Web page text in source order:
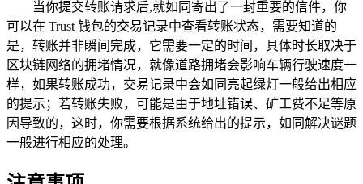
当你提交转账请求后,就如同寄出了一封重要的信件，你
可以在 Trust 钱包的交易记录中查看转账状态，需要知道的
是，转账并非瞬间完成，它需要一定的时间，具体时长取决于
区块链网络的拥堵情况，就像道路拥堵会影响车辆行驶速度一
样，如果转账成功，交易记录中会如同亮起绿灯一般给出相应
的提示；若转账失败，可能是由于地址错误、矿工费不足等原
因导致的，这时，你需要根据系统给出的提示，如同解决谜题
一般进行相应的处理。